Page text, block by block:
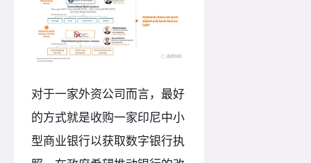
对于一家外资公司而言，最好
的方式就是收购一家印尼中小
型商业银行以获取数字银行执